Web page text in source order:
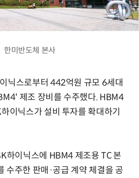
한미반도체 본사
닉스로부터 442억원 규모 6세대
제조 장비를 수주했다. HBM4
이닉스가 설비 투자를 확대하기
하이닉스에 HBM4 제조용 TC 본
수주한 판매·공급 계약 체결을 공